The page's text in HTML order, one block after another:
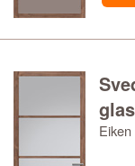
glas
Eiken